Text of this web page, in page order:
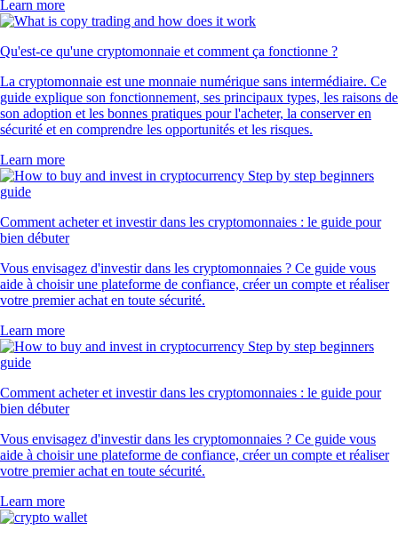
Learn more
Qu'est-ce qu'une cryptomonnaie et comment ça fonctionne ?
La cryptomonnaie est une monnaie numérique sans intermédiaire. Ce
guide explique son fonctionnement, ses principaux types, les raisons de
son adoption et les bonnes pratiques pour l'acheter, la conserver en
sécurité et en comprendre les opportunités et les risques.
Learn more
Comment acheter et investir dans les cryptomonnaies : le guide pour
bien débuter
Vous envisagez d'investir dans les cryptomonnaies ? Ce guide vous
aide à choisir une plateforme de confiance, créer un compte et réaliser
votre premier achat en toute sécurité.
Learn more
Comment acheter et investir dans les cryptomonnaies : le guide pour
bien débuter
Vous envisagez d'investir dans les cryptomonnaies ? Ce guide vous
aide à choisir une plateforme de confiance, créer un compte et réaliser
votre premier achat en toute sécurité.
Learn more